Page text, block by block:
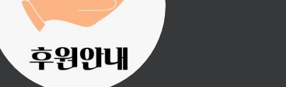
의 후원으로 이루어집니
다.